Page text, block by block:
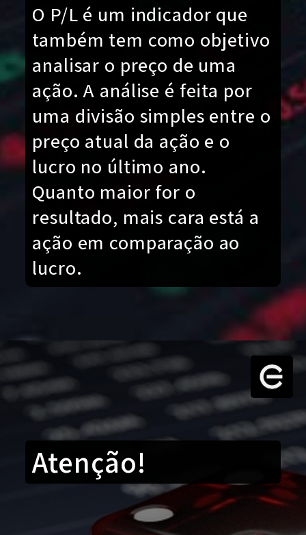
O P/L é um indicador que
também tem como objetivo
analisar o preço de uma
ação. A análise é feita por
uma divisão simples entre o
preço atual da ação e o
lucro no último ano.
Quanto maior for o
resultado, mais cara está a
ação em comparação ao
lucro.
Atenção!